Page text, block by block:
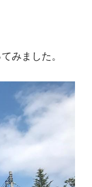
みました。